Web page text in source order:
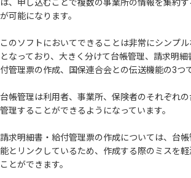
は、申し込むことで複数の事業所の情報を集約す
が可能になります。
このソフトにおいてできることは非常にシンプル
となっており、大きく分けて台帳管理、請求明細
付管理票の作成、国保連合会との伝送機能の3つで
台帳管理は利用者、事業所、保険者のそれぞれの
管理することができるようになっています。
請求明細書・給付管理票の作成については、台
能とリンクしているため、作成する際のミスを軽
ことができます。